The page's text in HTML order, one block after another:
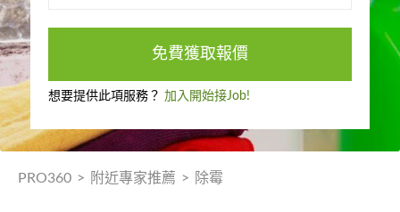
免費獲取報價
想要提供此項服務？ 加入開始接Job!
PRO360 > 附近專家推薦 > 除霉